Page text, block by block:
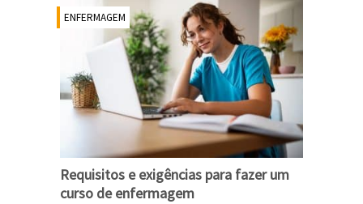
ENFERMAGEM
Requisitos e exigências para fazer um
curso de enfermagem